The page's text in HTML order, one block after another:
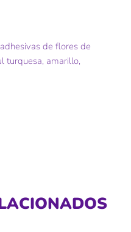
de flores de
turquesa, amarillo,